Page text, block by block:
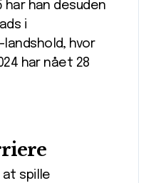
har han desuden
i
landshold, hvor
har nået 28
at spille